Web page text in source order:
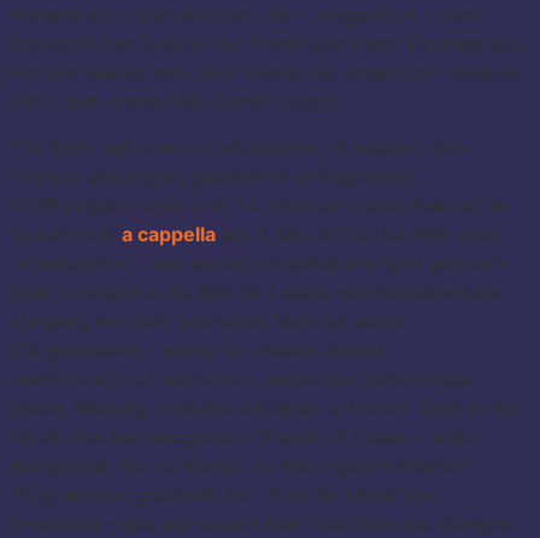
Perspektive zu entwickeln, die – ureigentlich – dem
menschlichen Subjekt nur fremd sein kann. Es muss also
hin und wieder sein. Und wieder bei amarcord – beileibe
nicht zum ersten Mal. Zumal: Lasso!
Die Rede soll sein von »Panoramo di Lasso«, dem
rundum stimmigen, gleichwohl aufregenden
Eröffnungskonzert zum 24. Internationalen Festival für
Vokalmusik a cappella am 3. Mai 2024. Das Bild einer
»Goldsuche« – von amarcord selbst ins Spiel gebracht
(und verstanden als Bild für Lassos »alchemistischen«
Umgang mit dem kostbaren Material seiner
Zeitgenossen) – wurde an diesem Abend
vieldimensional ¬erweitert, wobei die Geheimnisse
dieser Weitung zunächst erklärbar schienen: Gold in der
Musik des Namensgebers Orlando di Lasso – erster
Komponist, der es hiermit zu drei eigenen Festival-
Programmen geschafft hat. Gold im Mund von
amarcord – das war soweit klar. Das Gold des Klanges